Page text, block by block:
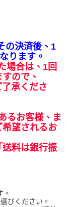
の決済後、1
ります。
場合は、1回
ので、
承くださ
るお客様、ま
望されるお
料は銀行振
びください。